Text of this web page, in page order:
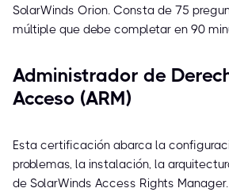
SolarWinds Orion. Consta de 75
múltiple que debe completar en 90
Administrador de
Acceso (ARM)
Esta certificación abarca la
problemas, la instalación, la
de SolarWinds Access Rights